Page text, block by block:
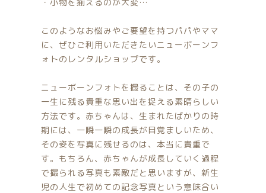
このようなお悩みやご要望を持つパパやママ
に、ぜひご利用いただきたいニューボーンフ
ォトのレンタルショップです。
ニューボーンフォトを撮ることは、その子の
一生に残る貴重な思い出を捉える素晴らしい
方法です。赤ちゃんは、生まれたばかりの時
期には、一瞬一瞬の成長が目覚ましいため、
その姿を写真に残せるのは、本当に貴重で
す。もちろん、赤ちゃんが成長していく過程
で撮られる写真も素敵だと思いますが、新生
児の人生で初めての記念写真という意味合い
プライバシーポリシー
特定商取引法に基づく表記
お問い合わせ